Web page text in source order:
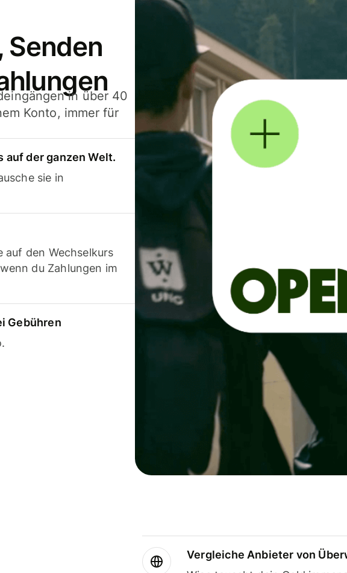
Senden
in über 40
Konto, immer für
auf der ganzen Welt.
sie in
auf den Wechselkurs
du Zahlungen im
Gebühren
Vergleiche Anbieter von